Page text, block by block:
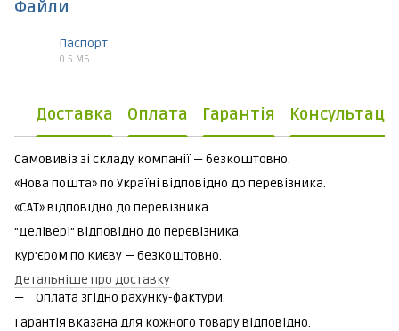
Файли
Паспорт
0.5 МБ
Доставка Оплата Гарантія
Самовивіз зі складу компанії — безкоштовно.
«Нова пошта» по Україні відповідно до перевізника.
«САТ» відповідно до перевізника.
"Делівері" відповідно до перевізника.
Кур'єром по Києву — безкоштовно.
Детальніше про доставку
Оплата згідно рахунку-фактури.
Гарантія вказана для кожного товару відповідно.